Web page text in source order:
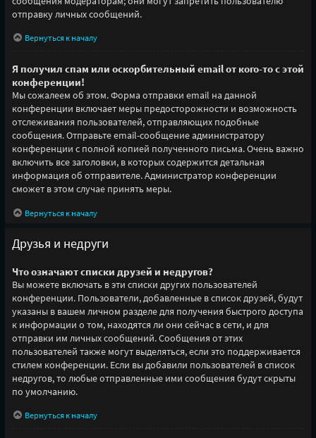
отправку личных сообщений.
Вернуться к началу
Я получил спам или оскорбительный email от кого-то с этой
конференции!
Мы сожалеем об этом. Форма отправки email на данной
конференции включает меры предосторожности и возможность
отслеживания пользователей, отправляющих подобные
сообщения. Отправьте email-сообщение администратору
конференции с полной копией полученного письма. Очень важно
включить все заголовки, в которых содержится детальная
информация об отправителе. Администратор конференции
сможет в этом случае принять меры.
Вернуться к началу
Друзья и недруги
Что означают списки друзей и недругов?
Вы можете включать в эти списки других пользователей
конференции. Пользователи, добавленные в список друзей, будут
указаны в вашем личном разделе для получения быстрого доступа
к информации о том, находятся ли они сейчас в сети, и для
отправки им личных сообщений. Сообщения от этих
пользователей также могут выделяться, если это поддерживается
стилем конференции. Если вы добавили пользователей в список
недругов, то любые отправленные ими сообщения будут скрыты
по умолчанию.
Вернуться к началу